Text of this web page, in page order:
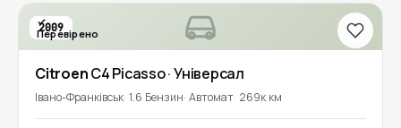
2009
Перевірено
CitroenC4 Picasso· Універсал
Івано-Франківськ 1.6 Бензин Автомат 269к км